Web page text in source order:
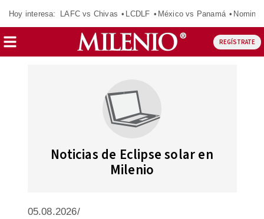
Hoy interesa: LAFC vs Chivas LCDLF México vs Panamá
REGÍSTRATE
Noticias de Eclipse solar en
Milenio
05.08.2026/